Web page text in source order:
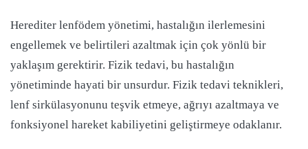
Herediter lenfödem yönetimi, hastalığın ilerlemesini
engellemek ve belirtileri azaltmak için çok yönlü bir
yaklaşım gerektirir. Fizik tedavi, bu hastalığın
yönetiminde hayati bir unsurdur. Fizik tedavi teknikleri,
lenf sirkülasyonunu teşvik etmeye, ağrıyı azaltmaya ve
fonksiyonel hareket kabiliyetini geliştirmeye odaklanır.